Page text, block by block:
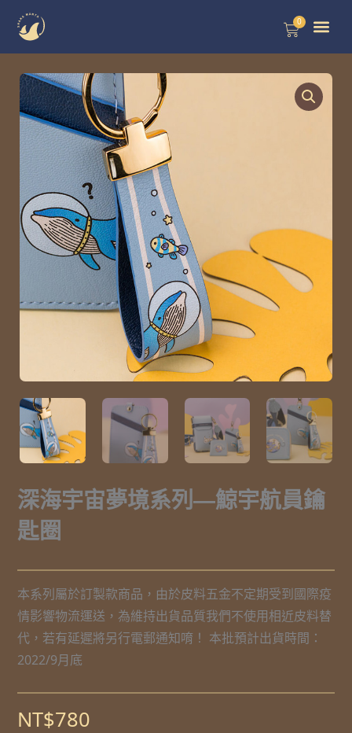
0
購
籃
深海宇宙夢境系列—鯨宇航員鑰
匙圈
本系列屬於訂製款商品，由於皮料五金不定期受到國際疫
情影響物流運送，為維持出貨品質我們不使用相近皮料替
代，若有延遲將另行電郵通知唷！ 本批預計出貨時間：
2022/9月底
NT$780